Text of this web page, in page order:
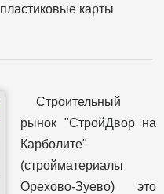
пластиковые карты
Строительный
рынок "СтройДвор на
Карболите"
(стройматериалы
Орехово-Зуево) это